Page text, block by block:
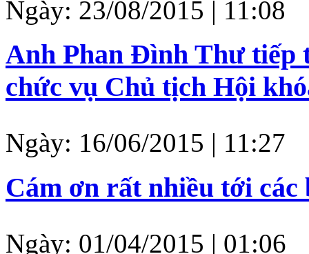
Ngày: 23/08/2015 | 11:08
Anh Phan Đình Thư tiếp
chức vụ Chủ tịch Hội
Ngày: 16/06/2015 | 11:27